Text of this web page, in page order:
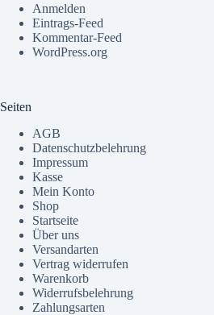
Anmelden
Eintrags-Feed
Kommentar-Feed
WordPress.org
Seiten
AGB
Datenschutzbelehrung
Impressum
Kasse
Mein Konto
Shop
Startseite
Über uns
Versandarten
Vertrag widerrufen
Warenkorb
Widerrufsbelehrung
Zahlungsarten